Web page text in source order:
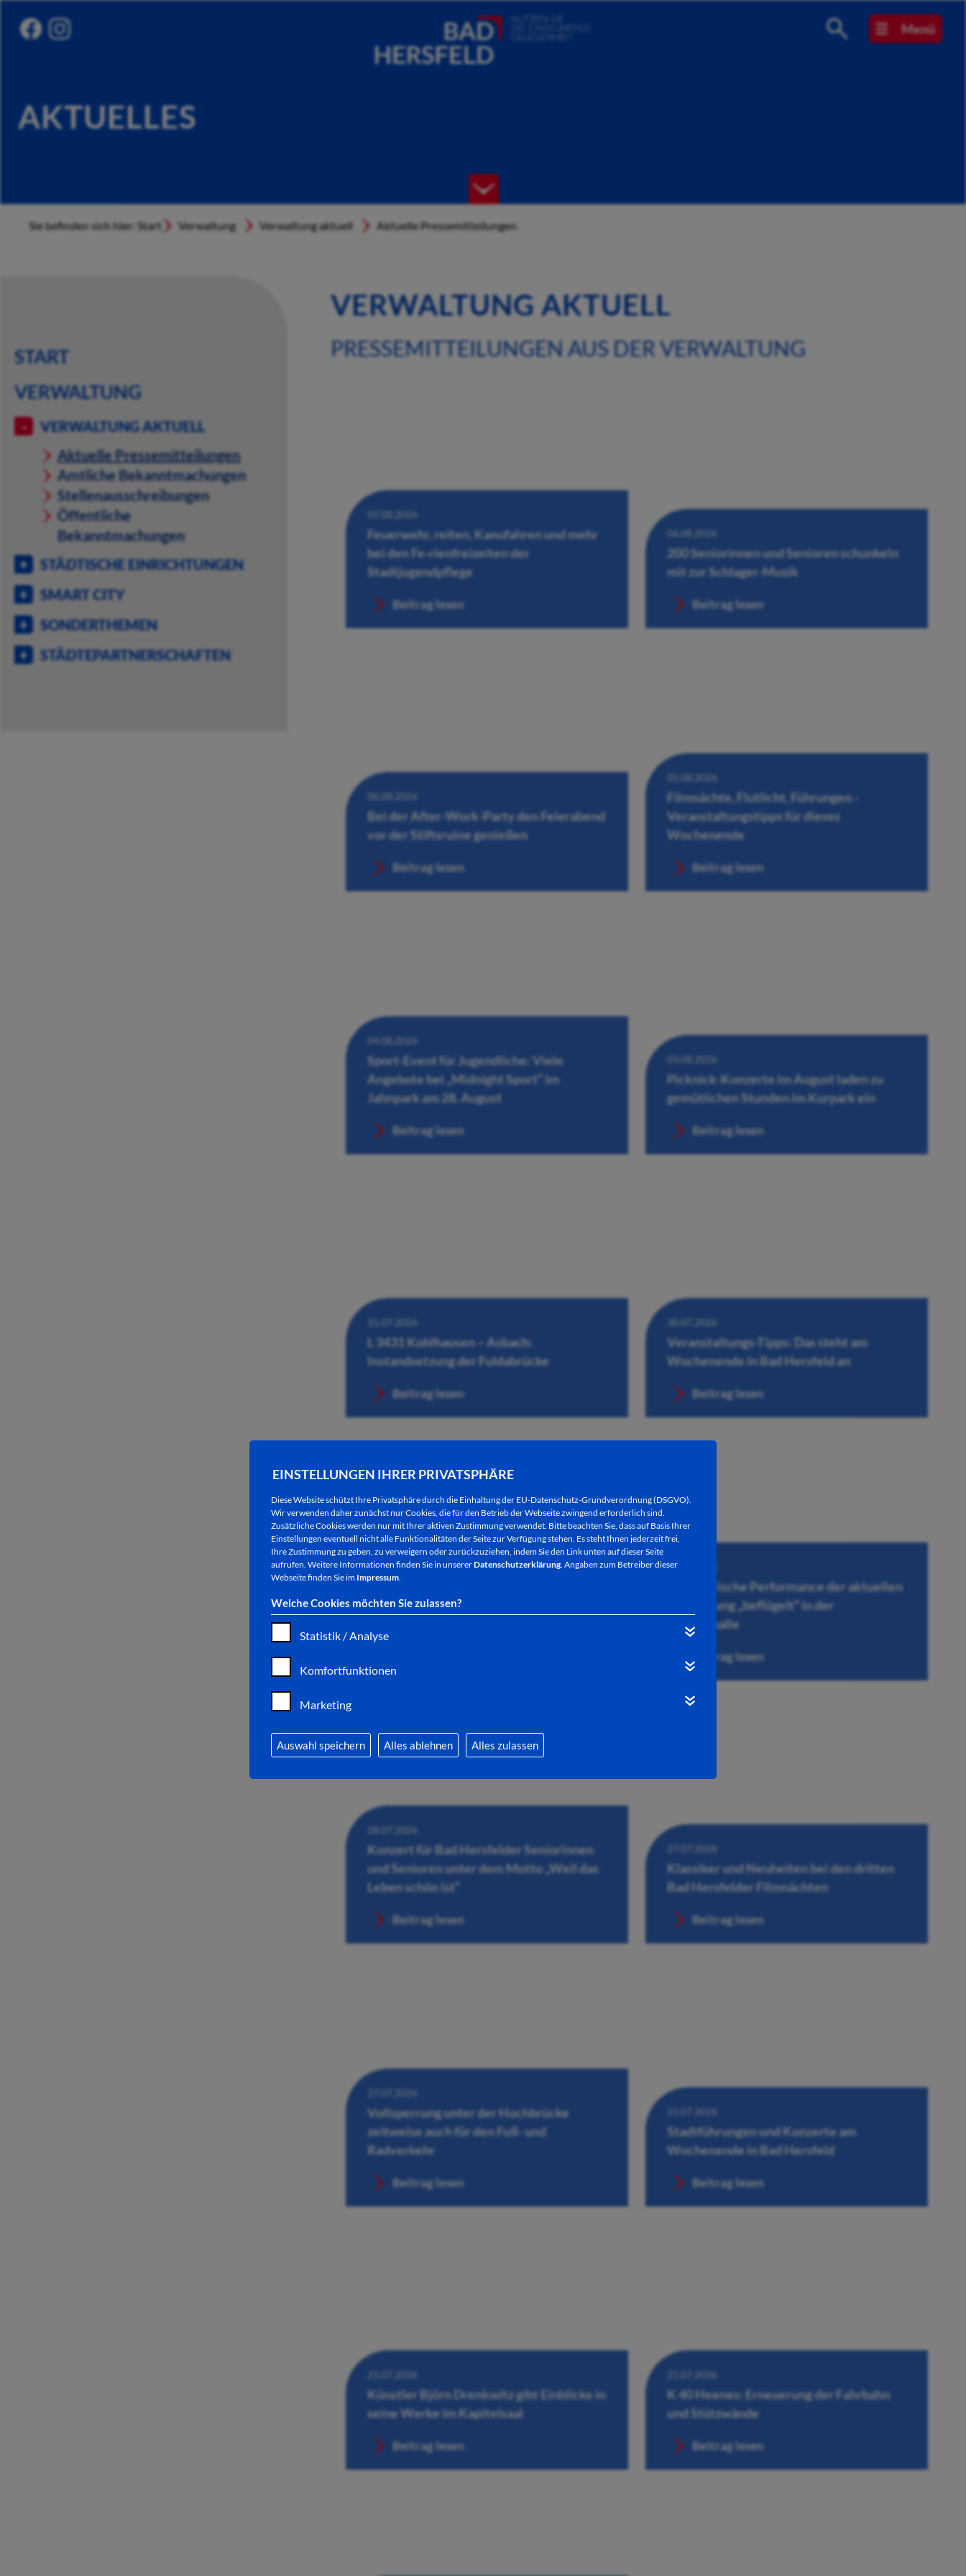
EINSTELLUNGEN IHRER PRIVATSPHÄRE
Diese Website schützt Ihre Privatsphäre durch die Einhaltung der EU-Datenschutz-Grundverordnung (DSGVO).
Wir verwenden daher zunächst nur Cookies, die für den Betrieb der Webseite zwingend erforderlich sind.
Zusätzliche Cookies werden nur mit Ihrer aktiven Zustimmung verwendet. Bitte beachten Sie, dass auf Basis Ihrer
Einstellungen eventuell nicht alle Funktionalitäten der Seite zur Verfügung stehen. Es steht Ihnen jederzeit frei,
Ihre Zustimmung zu geben, zu verweigern oder zurückzuziehen, indem Sie den Link unten auf dieser Seite
aufrufen. Weitere Informationen finden Sie in unsererDatenschutzerklärung. Angaben zum Betreiber dieser
Webseite finden Sie im Impressum.
Welche Cookies möchten Sie zulassen?
Statistik / Analyse
Komfortfunktionen
Marketing
Auswahl speichern Alles ablehnen Alles zulassen
Menü
AKTUELLES
Sie befinden sich hier: Start Verwaltung Verwaltung aktuell Aktuelle Pressemitteilungen
START
VERWALTUNG
VERWALTUNG AKTUELL
Aktuelle Pressemitteilungen
Amtliche Bekanntmachungen
Stellenausschreibungen
Öffentliche
Bekanntmachungen
STÄDTISCHE EINRICHTUNGEN
SMART CITY
SONDERTHEMEN
STÄDTEPARTNERSCHAFTEN
VERWALTUNG AKTUELL
PRESSEMITTEILUNGEN AUS DER VERWALTUNG
07.08.2026
Feuerwehr, reiten, Kanufahren und mehr
bei den Fe-rienfreizeiten der
Stadtjugendpflege
Beitrag lesen
06.08.2026
200 Seniorinnen und Senioren schunkeln
mit zur Schlager-Musik
Beitrag lesen
06.08.2026
Bei der After-Work-Party den Feierabend
vor der Stiftsruine genießen
Beitrag lesen
05.08.2026
Filmnächte, Flutlicht, Führungen -
Veranstaltungstipps für dieses
Wochenende
Beitrag lesen
04.08.2026
Sport-Event für Jugendliche: Viele
Angebote bei „Midnight Sport“ im
Jahnpark am 28. August
Beitrag lesen
03.08.2026
Picknick-Konzerte im August laden zu
gemütlichen Stunden im Kurpark ein
Beitrag lesen
31.07.2026
L 3431 Kohlhausen – Asbach:
Instandsetzung der Fuldabrücke
Beitrag lesen
30.07.2026
Veranstaltungs-Tipps: Das steht am
Wochenende in Bad Hersfeld an
Beitrag lesen
30.07.2026
Händlerinnen und Händler für
30.07.2026
Künstlerische Performance der aktuellen
Ausstellung „beflügelt“ in der
Wandelhalle
Beitrag lesen
28.07.2026
Konzert für Bad Hersfelder Seniorinnen
und Senioren unter dem Motto „Weil das
Leben schön ist“
Beitrag lesen
27.07.2026
Klassiker und Neuheiten bei den dritten
Bad Hersfelder Filmnächten
Beitrag lesen
27.07.2026
Vollsperrung unter der Hochbrücke
zeitweise auch für den Fuß- und
Radverkehr
Beitrag lesen
21.07.2026
Stadtführungen und Konzerte am
Wochenende in Bad Hersfeld
Beitrag lesen
21.07.2026
Künstler Björn Drenkwitz gibt Einblicke in
seine Werke im Kapitelsaal
Beitrag lesen
21.07.2026
K 40 Heenes: Erneuerung der Fahrbahn
und Stützwände
Beitrag lesen